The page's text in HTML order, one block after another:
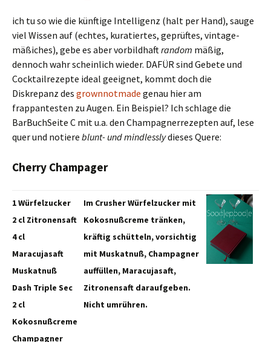
ich tu so wie die künftige Intelligenz (halt per Hand), sauge
viel Wissen auf (echtes, kuratiertes, geprüftes, vintage-
mäßiches), gebe es aber vorbildhaft random mäßig,
dennoch wahr scheinlich wieder. DAFÜR sind Gebete und
Cocktailrezepte ideal geeignet, kommt doch die
Diskrepanz des grownnotmade genau hier am
frappantesten zu Augen. Ein Beispiel? Ich schlage die
BarBuchSeite C mit u.a. den Champagnerrezepten auf, lese
quer und notiere blunt- und mindlesslydieses Quere:
Cherry Champager
1 Würfelzucker
2 cl Zitronensaft
4 cl
Maracujasaft
Muskatnuß
Dash Triple Sec
2 cl
Kokosnußcreme
Champagner
Im Crusher Würfelzucker mit
Kokosnußcreme tränken,
kräftig schütteln, vorsichtig
mit Muskatnuß, Champagner
auffüllen, Maracujasaft,
Zitronensaft daraufgeben.
Nicht umrühren.